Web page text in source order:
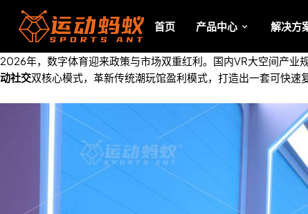
首页 产品中心 解决方
2026年，数字体育迎来政策与市场双重红利。国内VR大空间产业
动社交双核心模式，革新传统潮玩馆盈利模式，打造出一套可快速